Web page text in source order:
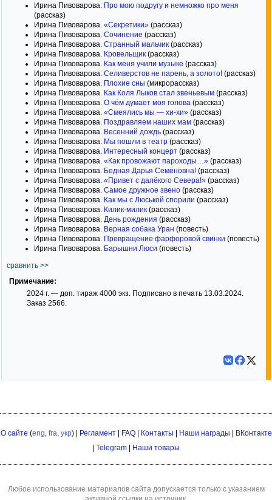
Ирина Пивоварова. Про мою подругу и немножко про меня
(рассказ)
Ирина Пивоварова. «Секретики» (рассказ)
Ирина Пивоварова. Сочинение (рассказ)
Ирина Пивоварова. Странный мальчик (рассказ)
Ирина Пивоварова. Кровельщик (рассказ)
Ирина Пивоварова. Как меня учили музыке (рассказ)
Ирина Пивоварова. Селиверстов не парень, а золото! (рассказ)
Ирина Пивоварова. Плохие сны (микрорассказ)
Ирина Пивоварова. Как Коля Лыков стал звеньевым (рассказ)
Ирина Пивоварова. О чём думает моя голова (рассказ)
Ирина Пивоварова. «Смеялись мы — хи-хи» (рассказ)
Ирина Пивоварова. Поздравляем наших мам (рассказ)
Ирина Пивоварова. Весенний дождь (рассказ)
Ирина Пивоварова. Мы пошли в театр (рассказ)
Ирина Пивоварова. Интересный концерт (рассказ)
Ирина Пивоварова. «Как провожают пароходы…» (рассказ)
Ирина Пивоварова. Бедная Дарья Семёновна! (рассказ)
Ирина Пивоварова. «Привет с далёкого Севера!» (рассказ)
Ирина Пивоварова. Самое дружное звено (рассказ)
Ирина Пивоварова. Как мы с Люськой спорили (рассказ)
Ирина Пивоварова. Килик-милик (рассказ)
Ирина Пивоварова. День рождения (рассказ)
Ирина Пивоварова. Верная собака Уран (повесть)
Ирина Пивоварова. Превращение фарфоровой свинки (повесть)
Ирина Пивоварова. Барышни Люси (повесть)
сравнить >>
Примечание:
2024 г. — доп. тираж 4000 экз. Подписано в печать 13.03.2024.
Заказ 2566.
О сайте (eng, fra, укр) | Регламент| FAQ| Контакты Наши награды
ВКонтакте
Telegram Наши товары
Любое использование материалов сайта допускается только с указанием